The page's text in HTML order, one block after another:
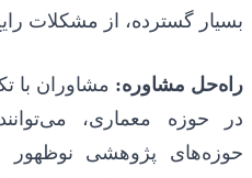
بسیار گسترده، از مشکلات
راه‌حل مشاوره: مشاوران با
در حوزه معماری،
حوزه‌های پژوهشی نوظهور